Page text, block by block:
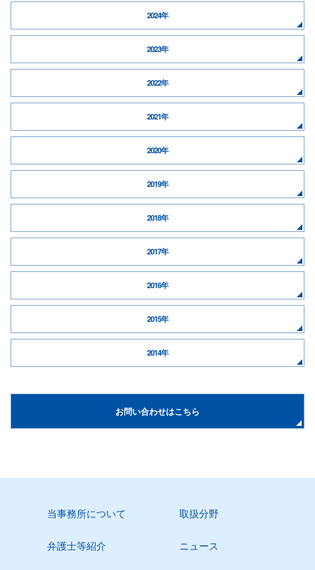
2024年
2023年
2022年
2021年
2020年
2019年
2018年
2017年
2016年
2015年
2014年
お問い合わせはこちら
当事務所について 取扱分野
弁護士等紹介 ニュース